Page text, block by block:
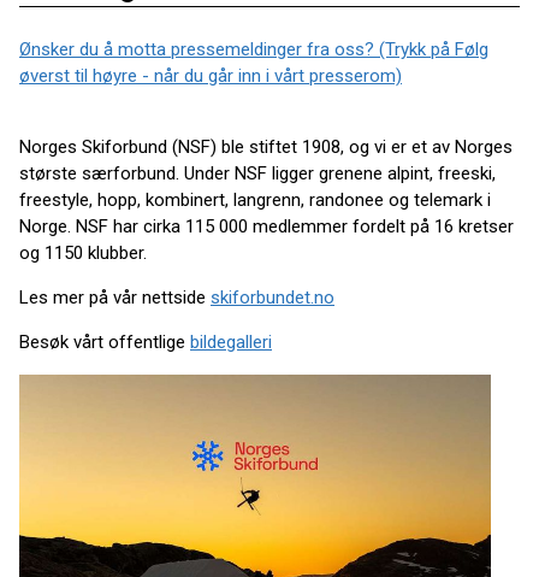
Ønsker du å motta pressemeldinger fra oss? (Trykk på Følg
øverst til høyre - når du går inn i vårt presserom)
Norges Skiforbund (NSF) ble stiftet 1908, og vi er et av Norges
største særforbund. Under NSF ligger grenene alpint, freeski,
freestyle, hopp, kombinert, langrenn, randonee og telemark i
Norge. NSF har cirka 115 000 medlemmer fordelt på 16 kretser
og 1150 klubber.
Les mer på vår nettside skiforbundet.no
Besøk vårt offentlige bildegalleri